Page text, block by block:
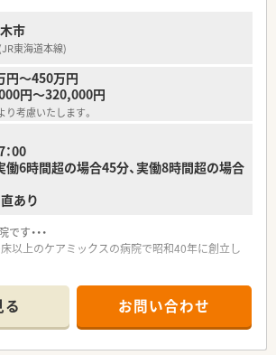
イント≫
土日祝日休みなど、勤務時間曜日の相談が可能で
生していません。
職時から付与されます。
スも利用できます（枚方市駅、光善寺駅より）
できます。（一食300円）
い方もご応募できます。
市
東海道本線)
円～450万円
円～320,000円
考慮いたします。
00
6時間超の場合45分、実働8時間超の場合
あり
です・・・
以上のケアミックスの病院で昭和40年に創立し
れ外来やリエゾン精神医療、予防医療センター（脳
れドックを実施）などとともに、「はつらつ長寿」
総合病院としての特色を発揮しております。
迎バスもありますし、マイカーでの通勤も可能で
お問い合わせ